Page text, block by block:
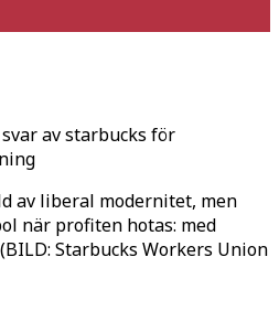
av starbucks för
av liberal modernitet, men
när profiten hotas: med
Starbucks Workers Union